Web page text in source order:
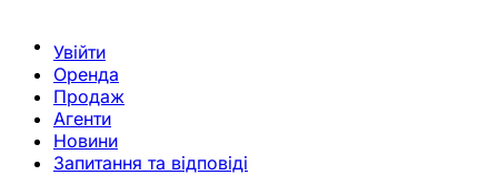
Увійти
Оренда
Продаж
Агенти
Новини
Запитання та відповіді